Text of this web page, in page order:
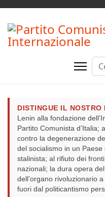
DISTINGUE IL NOSTRO
Lenin alla fondazione
Partito Comunista d’Italia;
contro la degenerazione
del socialismo in un
stalinista; al rifiuto dei
nazionali; la dura opera
dell’organo rivoluzionario
fuori dal politicantismo